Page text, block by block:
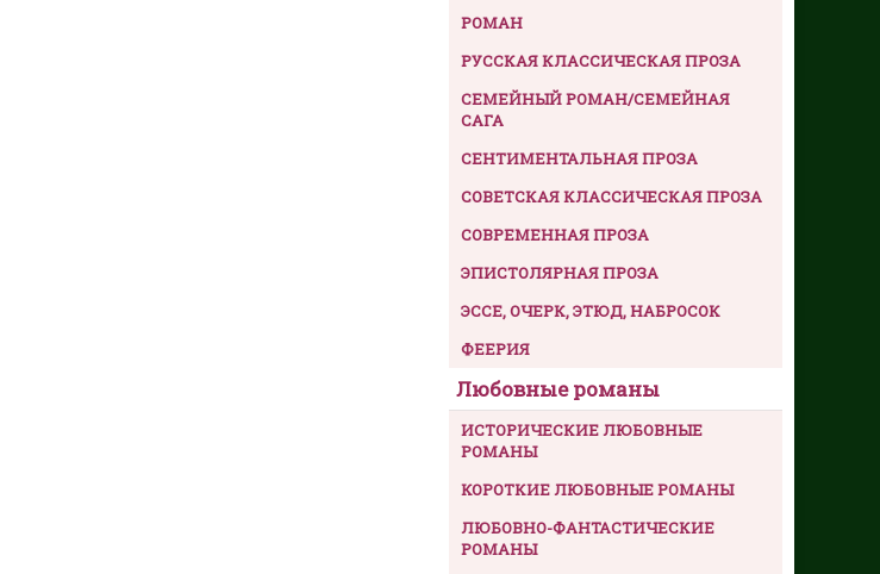
РОМАН
РУССКАЯ КЛАССИЧЕСКАЯ ПРОЗА
СЕМЕЙНЫЙ РОМАН/СЕМЕЙНАЯ
САГА
СЕНТИМЕНТАЛЬНАЯ ПРОЗА
СОВЕТСКАЯ КЛАССИЧЕСКАЯ ПРОЗА
СОВРЕМЕННАЯ ПРОЗА
ЭПИСТОЛЯРНАЯ ПРОЗА
ЭССЕ, ОЧЕРК, ЭТЮД, НАБРОСОК
ФЕЕРИЯ
Любовные романы
ИСТОРИЧЕСКИЕ ЛЮБОВНЫЕ
РОМАНЫ
КОРОТКИЕ ЛЮБОВНЫЕ РОМАНЫ
ЛЮБОВНО-ФАНТАСТИЧЕСКИЕ
РОМАНЫ